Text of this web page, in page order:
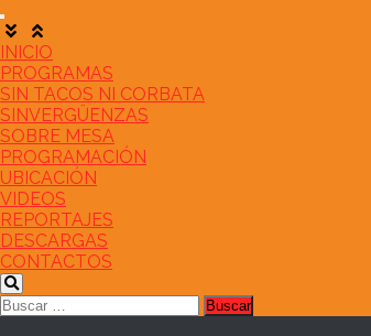
Saltar
al
contenido
INICIO
PROGRAMAS
SIN TACOS NI CORBATA
SINVERGÜENZAS
SOBRE MESA
PROGRAMACIÓN
UBICACIÓN
VIDEOS
REPORTAJES
DESCARGAS
CONTACTOS
Buscar: